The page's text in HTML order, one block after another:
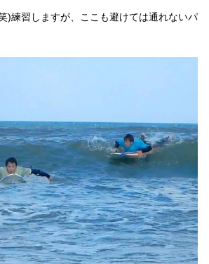
)練習しますが、ここも避けては通れないパ